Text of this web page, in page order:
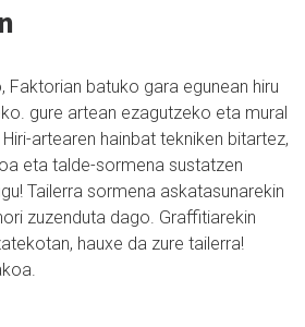
Faktorian batuko gara egunean hiru
gure artean ezagutzeko eta mural
artearen hainbat tekniken bitartez,
eta talde-sormena sustatzen
Tailerra sormena askatasunarekin
zuzenduta dago. Graffitiarekin
hauxe da zure tailerra!